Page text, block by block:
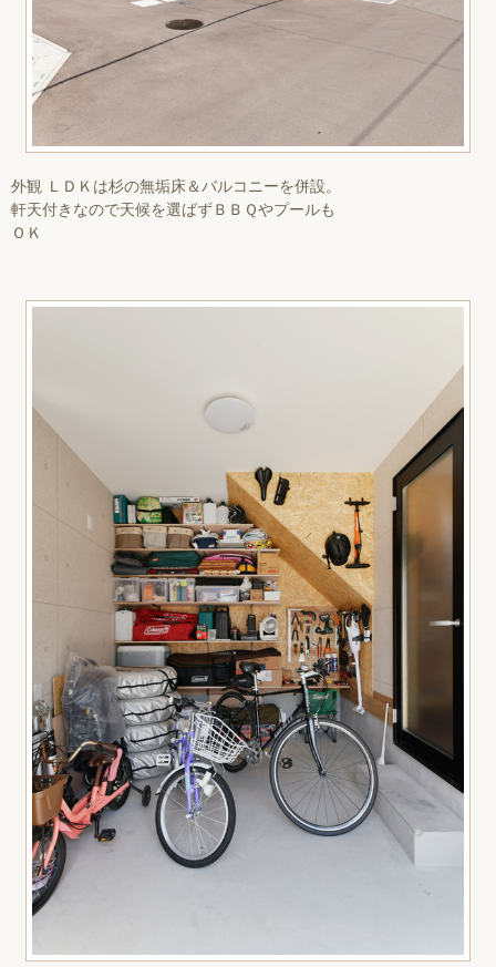
外観 ＬＤＫは杉の無垢床＆バルコニーを併設。
軒天付きなので天候を選ばずＢＢＱやプールも
ＯＫ